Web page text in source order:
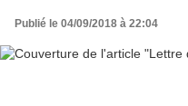
Publié le 04/09/2018 à 22:04